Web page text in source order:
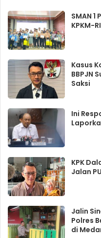
SMAN 1
KPKM-RI
Kasus
BBPJN
Saksi
Ini
KPK
Jalan
Jalin
Polres
di